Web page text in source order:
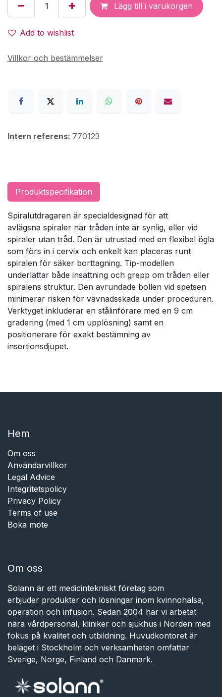
Lägg till i varukorgen
Add to wishlist
Villkor och bestämmelser
Intern referens: 770123
Produktspecifikation
Spiralutdragaren är specialdesignad för att
avlägsna spiraler när tråden inte är synlig, eller vid
spiraler utan tråd. Den är utrustad med en flexibel ögla
som förs in i cervix och enkelt kan placeras runt
spiralen för säker borttagning. Tip-modellen
underlättar både insättning och grepp om tråden eller
spiralens struktur. Den avrundade bollen vid spetsen
minimerar risken för vävnadsskada under proceduren.
Verktyget inkluderar en stålinförare med en 9 cm
gradering (med 1 cm upplösning) samt en
positionerare för exakt bestämning av
insertionsdjupet.
Hem​​
Om oss
Användarvillkor
Legal Advice
Integritetspolicy
Privacy Policy
Terms of use
Boka möte
Om oss
Solann är ett medicintekniskt företag som
erbjuder produkter och lösningar inom kvinnohälsa,
operation och infusion. Sedan 2004 har vi arbetat
nära vårdpersonal, kliniker och sjukhus i Norden med
fokus på kvalitet och utbildning. Huvudkontoret är
beläget i Stockholm och verksamheten omfattar
Sverige, Norge, Finland och Danmark.